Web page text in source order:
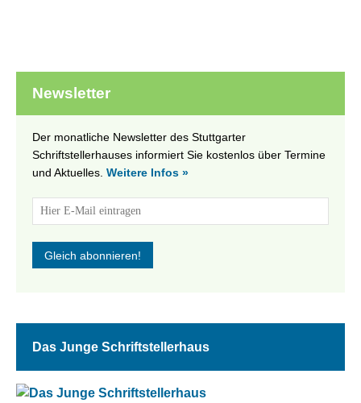
Newsletter
Der monatliche Newsletter des Stuttgarter
Schriftstellerhauses informiert Sie kostenlos über Termine
und Aktuelles. Weitere Infos »
Das Junge Schriftstellerhaus